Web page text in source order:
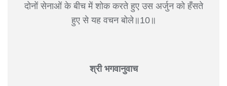
दोनों सेनाओं के बीच में शोक करते हुए उस अर्जुन को हँसते
हुए से यह वचन बोले॥10॥
श्री भगवानुवाच